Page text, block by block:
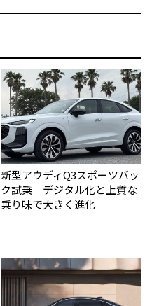
新型アウディQ3スポーツバッ
ク試乗 デジタル化と上質な
乗り味で大きく進化